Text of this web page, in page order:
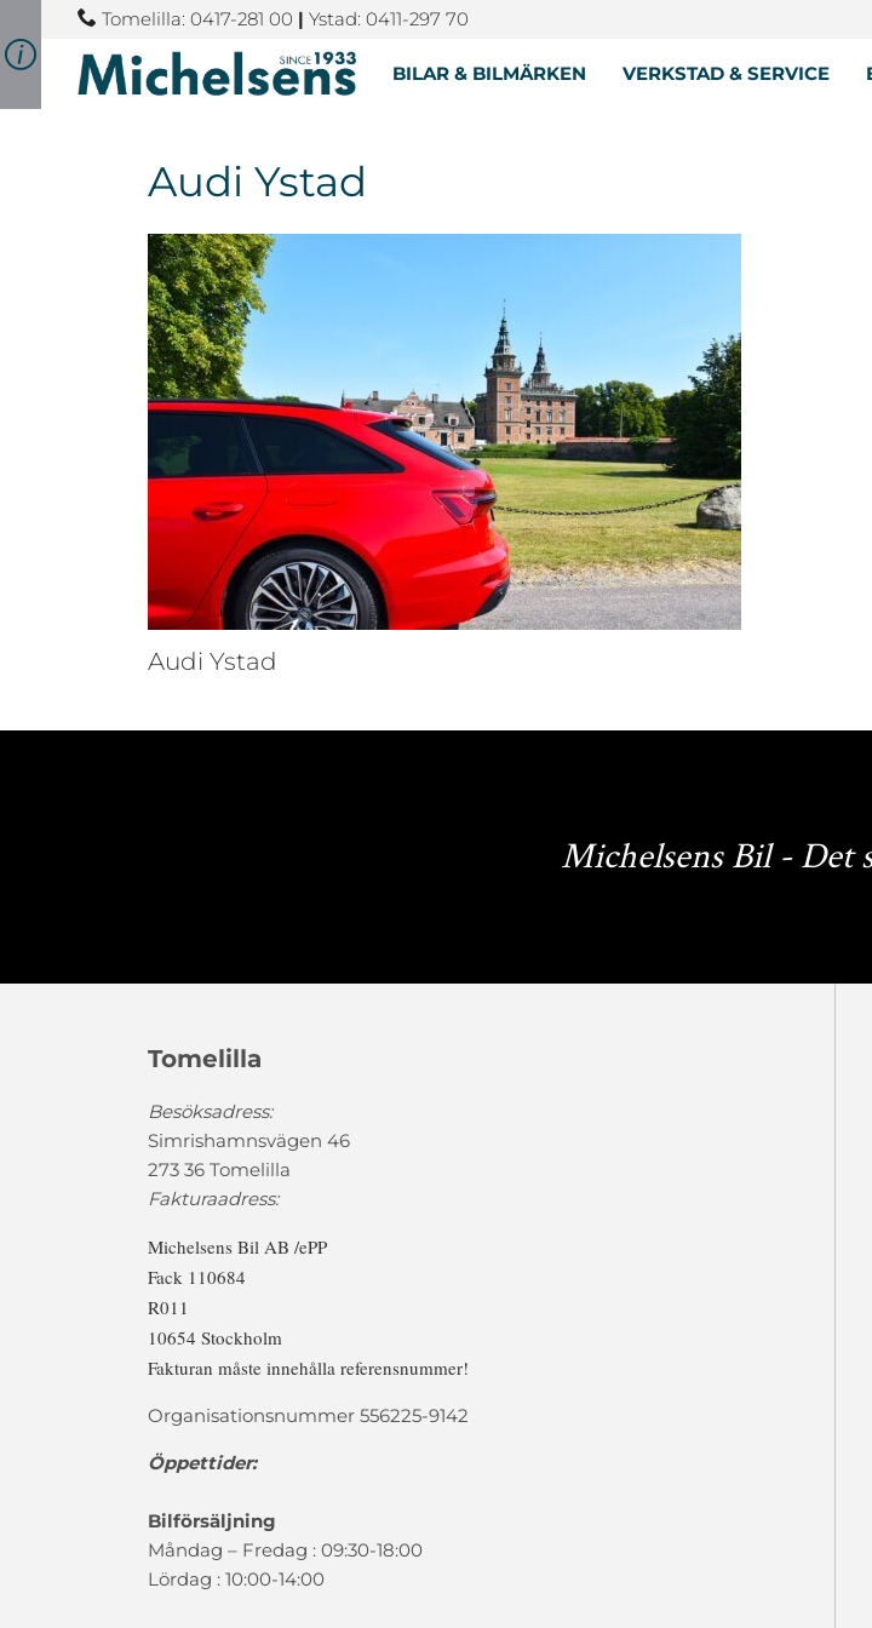
Tomelilla: 0417-281 00 | Ystad: 0411-297 70
BILAR & BILMÄRKEN VERKSTAD & SERVICE
Audi Ystad
Audi Ystad
Michelsens Bil - Det
Tomelilla
Besöksadress:
Simrishamnsvägen 46
273 36 Tomelilla
Fakturaadress:
Michelsens Bil AB /ePP
Fack 110684
R011
10654 Stockholm
Fakturan måste innehålla referensnummer!
Organisationsnummer 556225-9142
Öppettider:
Bilförsäljning
Måndag – Fredag : 09:30-18:00
Lördag : 10:00-14:00